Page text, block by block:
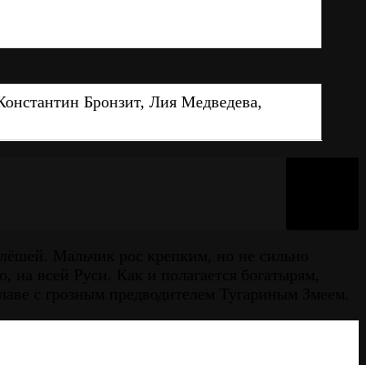
Бронзит, Лия Медведева,